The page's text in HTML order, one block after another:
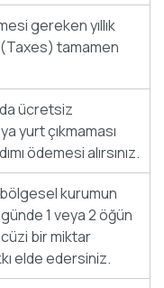
gereken yıllık
tamamen
ücretsiz
yurt çıkmaması
ödemesi alırsınız.
kurumun
1 veya 2 öğün
bir miktar
elde edersiniz.